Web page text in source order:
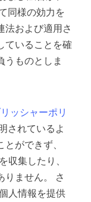
同様の効力を
法および適用さ
ていることを確
うものとしま
ッシャーポリ
されているよ
ができず、
収集したり、
りません。 さ
人情報を提供